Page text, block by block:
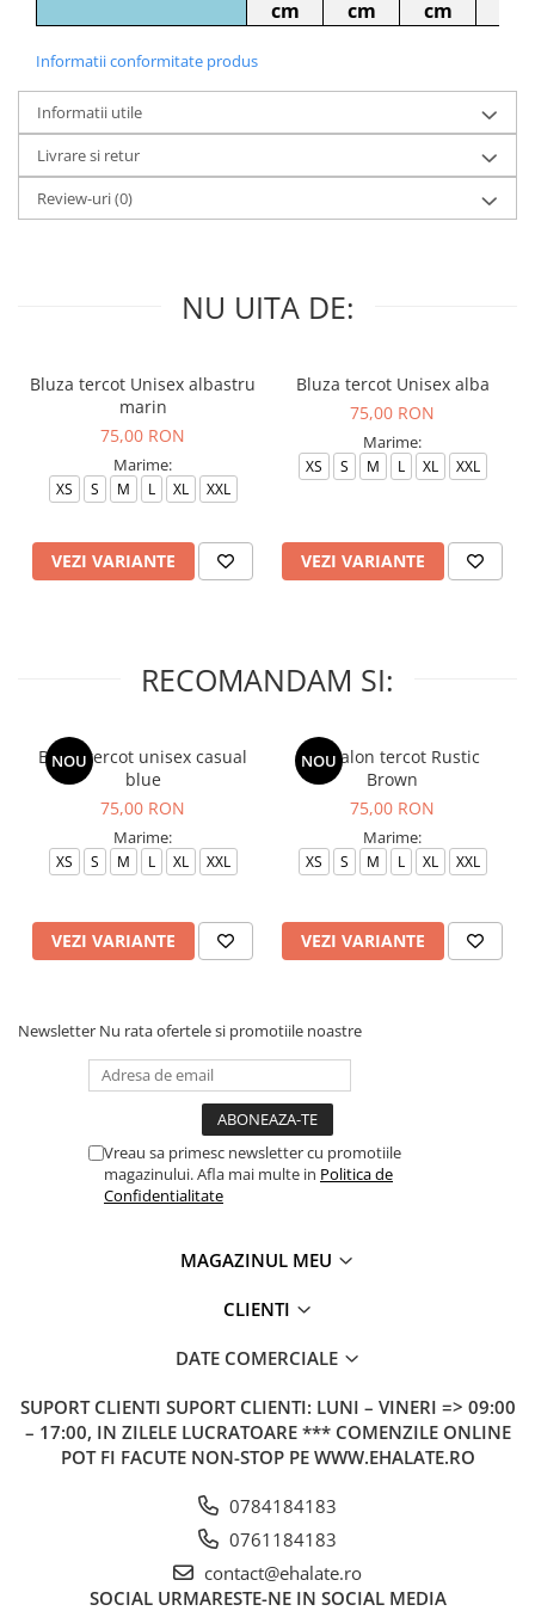
cm
cm
cm
Informatii conformitate produs
Informatii utile
Livrare si retur
Review-uri(0)
NU UITA DE:
Bluza tercot Unisex albastru
marin
75,00 RON
Marime:
XS S M L XL XXL
VEZI VARIANTE
Bluza tercot Unisex alba
75,00 RON
Marime:
XS S M L XL XXL
VEZI VARIANTE
RECOMANDAM SI:
NOU
Bluza tercot unisex casual
blue
75,00 RON
Marime:
XS S M L XL XXL
VEZI VARIANTE
NOU
Pantalon tercot Rustic
Brown
75,00 RON
Marime:
XS S M L XL XXL
VEZI VARIANTE
Newsletter Nu rata ofertele si promotiile noastre
Vreau sa primesc newsletter cu promotiile
magazinului. Afla mai multe in Politica de
Confidentialitate
MAGAZINUL MEU
CLIENTI
DATE COMERCIALE
SUPORT CLIENTI SUPORT CLIENTI: LUNI – VINERI => 09:00
– 17:00, IN ZILELE LUCRATOARE *** COMENZILE ONLINE
POT FI FACUTE NON-STOP PE WWW.EHALATE.RO
0784184183
0761184183
contact@ehalate.ro
SOCIAL URMARESTE-NE IN SOCIAL MEDIA